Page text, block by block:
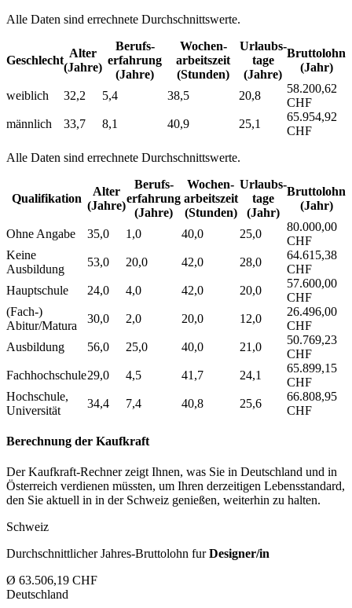
Alle Daten sind errechnete Durchschnittswerte.
Geschlecht
Alter
(Jahre)
Berufs­
erfahrung
(Jahre)
Wochen­
arbeitszeit
(Stunden)
Urlaubs­
tage
(Jahre)
Bruttolohn
(Jahr)
weiblich 32,2 5,4 38,5 20,8
58.200,62
CHF
männlich
33,7 8,1 40,9 25,1
65.954,92
CHF
Alle Daten sind errechnete Durchschnittswerte.
Qualifikation
Alter
(Jahre)
Berufs­
erfahrung
(Jahre)
Wochen­
arbeitszeit
(Stunden)
Urlaubs­
tage
(Jahr)
Bruttolohn
(Jahr)
Ohne Angabe 35,0 1,0 40,0 25,0
80.000,00
CHF
Keine
Ausbildung
53,0 20,0 42,0 28,0
64.615,38
CHF
Hauptschule
24,0 4,0 42,0 20,0
57.600,00
CHF
(Fach-)
Abitur/Matura
30,0 2,0 20,0 12,0
26.496,00
CHF
Ausbildung
56,0 25,0 40,0 21,0
50.769,23
CHF
Fachhochschule29,0 4,5 41,7 24,1
65.899,15
CHF
Hochschule,
Universität
34,4 7,4 40,8 25,6
66.808,95
CHF
Berechnung der Kaufkraft
Der Kaufkraft-Rechner zeigt Ihnen, was Sie in Deutschland und in
Österreich verdienen müssten, um Ihren derzeitigen Lebensstandard,
den Sie aktuell in in der Schweiz genießen, weiterhin zu halten.
Schweiz
Durchschnittlicher Jahres-Bruttolohn furDesigner/in
Ø 63.506,19 CHF
Deutschland